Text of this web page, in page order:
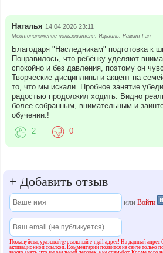
Наталья 14.04.2026 23:11
Местоположение пользователя: Израиль, Рамат-Ган
Благодаря "Наследникам" подготовка к
Понравилось, что ребёнку уделяют
спокойно и без давления, поэтому он
Творческие дисциплины и акцент на
то, что мы искали. Пробное занятие
радостью продолжил ходить. Видно
более собранным, внимательным и
обучении.!
2 0
+ Добавить отзыв
илиВойти
Пожалуйста, указывайте реальный e-mail адрес! На данный адрес
активационной ссылкой. Комментарий появится на сайте только